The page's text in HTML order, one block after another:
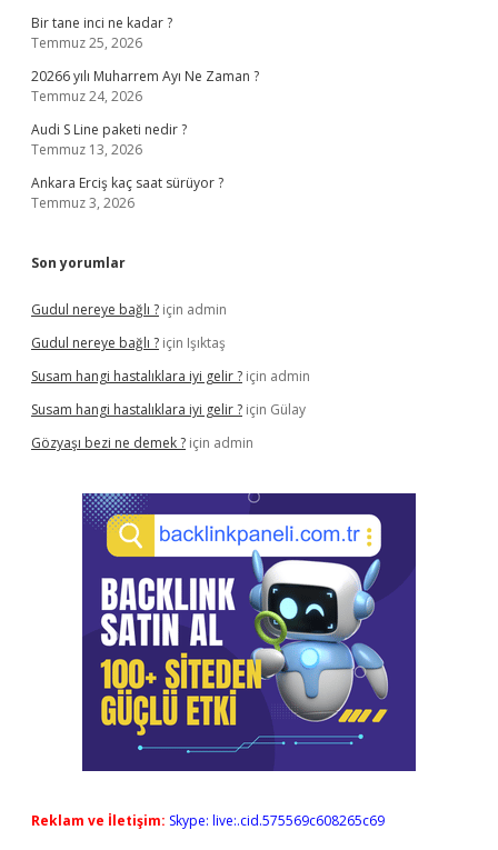
Bir tane inci ne kadar ?
Temmuz 25, 2026
20266 yılı Muharrem Ayı Ne Zaman ?
Temmuz 24, 2026
Audi S Line paketi nedir ?
Temmuz 13, 2026
Ankara Erciş kaç saat sürüyor ?
Temmuz 3, 2026
Son yorumlar
Gudul nereye bağlı ? için admin
Gudul nereye bağlı ? için Işıktaş
Susam hangi hastalıklara iyi gelir ? için admin
Susam hangi hastalıklara iyi gelir ? için Gülay
Gözyaşı bezi ne demek ? için admin
Reklam ve İletişim: Skype: live:.cid.575569c608265c69